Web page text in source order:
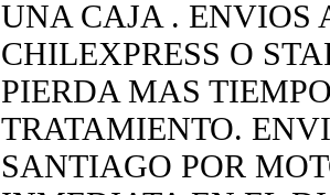
UNA CAJA . ENVIOS
CHILEXPRESS O
PIERDA MAS
TRATAMIENTO.
SANTIAGO POR